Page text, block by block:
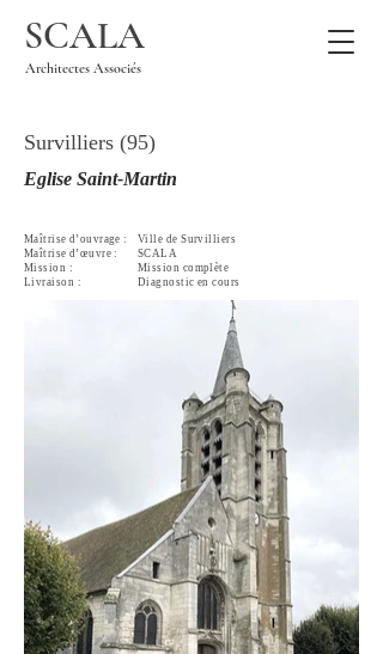
SCALA
Architectes Associés
Survilliers (95)
Eglise Saint-Martin
Maîtrise d’ouvrage :
Maîtrise d’œuvre :
Mission :
Livraison :
Ville de Survilliers
SCALA
Mission complète
Diagnostic en cours